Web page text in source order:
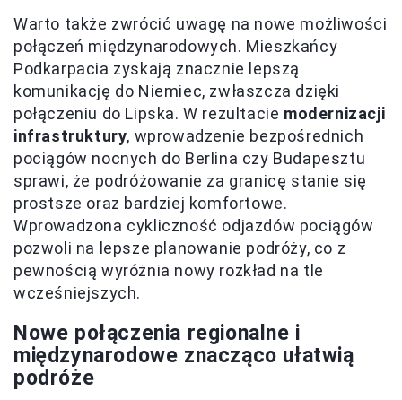
Warto także zwrócić uwagę na nowe możliwości
połączeń międzynarodowych. Mieszkańcy
Podkarpacia zyskają znacznie lepszą
komunikację do Niemiec, zwłaszcza dzięki
połączeniu do Lipska. W rezultacie modernizacji
infrastruktury, wprowadzenie bezpośrednich
pociągów nocnych do Berlina czy Budapesztu
sprawi, że podróżowanie za granicę stanie się
prostsze oraz bardziej komfortowe.
Wprowadzona cykliczność odjazdów pociągów
pozwoli na lepsze planowanie podróży, co z
pewnością wyróżnia nowy rozkład na tle
wcześniejszych.
Nowe połączenia regionalne i
międzynarodowe znacząco ułatwią
podróże